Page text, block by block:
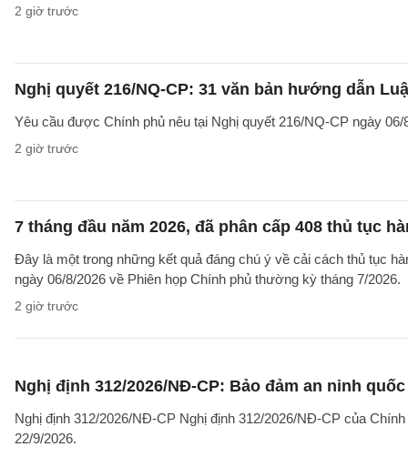
2 giờ trước
Nghị quyết 216/NQ-CP: 31 văn bản hướng dẫn
Yêu cầu được Chính phủ nêu tại Nghị quyết 216/NQ-CP ngày
2 giờ trước
7 tháng đầu năm 2026, đã phân cấp 408 thủ tục
Đây là một trong những kết quả đáng chú ý về cải cách thủ tục
ngày 06/8/2026 về Phiên họp Chính phủ thường kỳ tháng 7/2026.
2 giờ trước
Nghị định 312/2026/NĐ-CP: Bảo đảm an ninh
Nghị định 312/2026/NĐ-CP Nghị định 312/2026/NĐ-CP của
22/9/2026.